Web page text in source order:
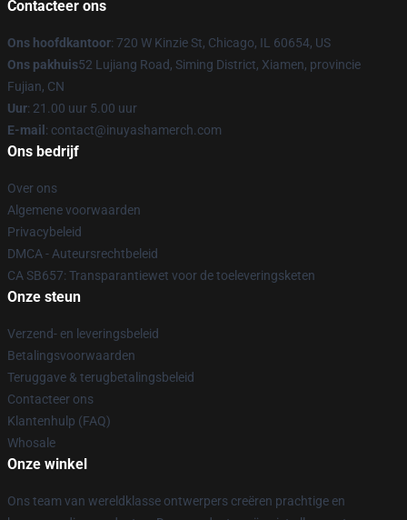
Contacteer ons
Ons hoofdkantoor: 720 W Kinzie St, Chicago, IL 60654, US
Ons pakhuis52 Lujiang Road, Siming District, Xiamen, provincie
Fujian, CN
Uur: 21.00 uur 5.00 uur
E-mail : contact@inuyashamerch.com
Ons bedrijf
Over ons
Algemene voorwaarden
Privacybeleid
DMCA - Auteursrechtbeleid
CA SB657: Transparantiewet voor de toeleveringsketen
Onze steun
Verzend- en leveringsbeleid
Betalingsvoorwaarden
Teruggave & terugbetalingsbeleid
Contacteer ons
Klantenhulp (FAQ)
Whosale
Onze winkel
Ons team van wereldklasse ontwerpers creëren prachtige en